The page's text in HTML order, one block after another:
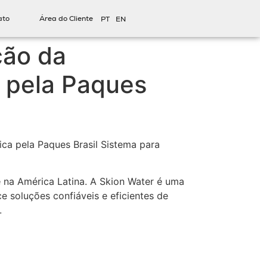
Área do Cliente PT EN
da
Paques
pela Paques Brasil Sistema para
América Latina. A Skion Water é uma
soluções confiáveis ​​e eficientes de